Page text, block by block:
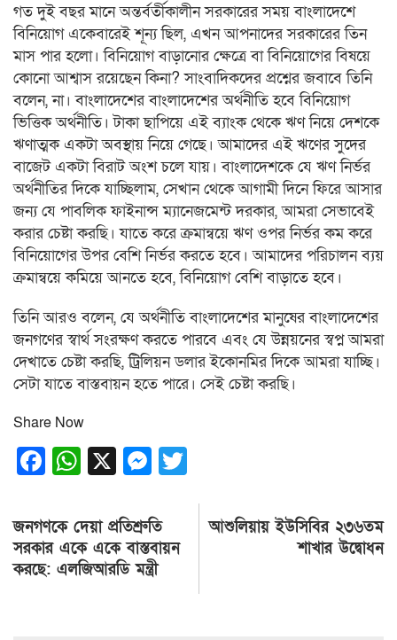
গত দুই বছর মানে অন্তর্বর্তীকালীন সরকারের সময় বাংলাদেশে
বিনিয়োগ একেবারেই শূন্য ছিল, এখন আপনাদের সরকারের তিন
মাস পার হলো। বিনিয়োগ বাড়ানোর ক্ষেত্রে বা বিনিয়োগের বিষয়ে
কোনো আশ্বাস রয়েছেন কিনা? সাংবাদিকদের প্রশ্নের জবাবে তিনি
বলেন, না। বাংলাদেশের বাংলাদেশের অর্থনীতি হবে বিনিয়োগ
ভিত্তিক অর্থনীতি। টাকা ছাপিয়ে এই ব্যাংক থেকে ঋণ নিয়ে দেশকে
ঋণাত্মক একটা অবস্থায় নিয়ে গেছে। আমাদের এই ঋণের সুদের
বাজেট একটা বিরাট অংশ চলে যায়। বাংলাদেশকে যে ঋণ নির্ভর
অর্থনীতির দিকে যাচ্ছিলাম, সেখান থেকে আগামী দিনে ফিরে আসার
জন্য যে পাবলিক ফাইনান্স ম্যানেজমেন্ট দরকার, আমরা সেভাবেই
করার চেষ্টা করছি। যাতে করে ক্রমান্বয়ে ঋণ ওপর নির্ভর কম করে
বিনিয়োগের উপর বেশি নির্ভর করতে হবে। আমাদের পরিচালন ব্যয়
ক্রমান্বয়ে কমিয়ে আনতে হবে, বিনিয়োগ বেশি বাড়াতে হবে।
তিনি আরও বলেন, যে অর্থনীতি বাংলাদেশের মানুষের বাংলাদেশের
জনগণের স্বার্থ সংরক্ষণ করতে পারবে এবং যে উন্নয়নের স্বপ্ন আমরা
দেখাতে চেষ্টা করছি, ট্রিলিয়ন ডলার ইকোনমির দিকে আমরা যাচ্ছি।
সেটা যাতে বাস্তবায়ন হতে পারে। সেই চেষ্টা করছি।
Share Now
Facebook
WhatsApp
X Messenger
Post
navigation
জনগণকে দেয়া প্রতিশ্রুতি
সরকার একে একে বাস্তবায়ন
করছে: এলজিআরডি মন্ত্রী
আশুলিয়ায় ইউসিবির ২৩৬তম
শাখার উদ্বোধন